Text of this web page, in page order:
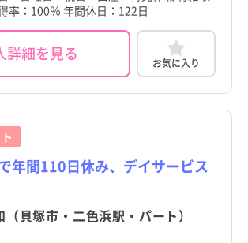
率：100％ 年間休日：122日
詳細を見る お気に入り
年間110日休み、デイサービス
貝塚市・二色浜駅・パート）